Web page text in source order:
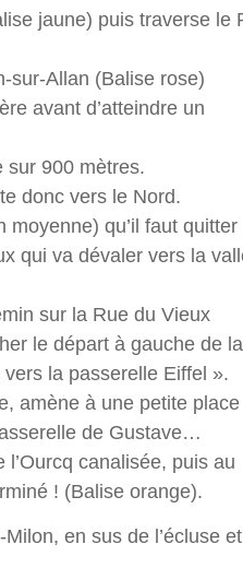
jaune) puis traverse le
sur-Allan (Balise rose)
avant d’atteindre un
sur 900 mètres.
donc vers le Nord.
qu’il faut quitter
qui va dévaler vers la
sur la Rue du Vieux
le départ à gauche de la
la passerelle Eiffel ».
amène à une petite place
de Gustave…
canalisée, puis au
! (Balise orange).
en sus de l’écluse